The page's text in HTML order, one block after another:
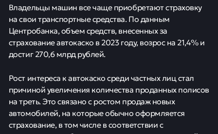
Владельцы машин все чаще приобретают страховку
на свои транспортные средства. По данным
Центробанка, объем средств, внесенных за
страхование автокаско в 2023 году, возрос на 21,4% и
достиг 270,6 млрд рублей.
Рост интереса к автокаско среди частных лиц стал
причиной увеличения количества проданных полисов
на треть. Это связано с ростом продаж новых
автомобилей, на которые обычно оформляется
страхование, в том числе в соответствии с